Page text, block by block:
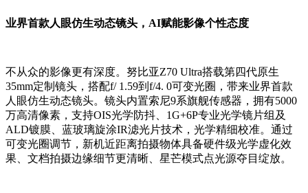
业界首款人眼仿生动态镜头，AI赋能影像个性态度
不从众的影像更有深度。努比亚Z70 Ultra搭载第四代原生
35mm定制镜头，搭配f/ 1.59到f/4. 0可变光圈，带来业界首款
人眼仿生动态镜头。镜头内置索尼9系旗舰传感器，拥有5000
万高清像素，支持OIS光学防抖、1G+6P专业光学镜片组及
ALD镀膜、蓝玻璃旋涂IR滤光片技术，光学精细校准。通过
可变光圈调节，新机近距离拍摄物体具备硬件级光学虚化效
果、文档拍摄边缘细节更清晰、星芒模式点光源夺目绽放。